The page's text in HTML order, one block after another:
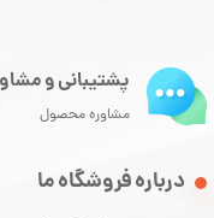
درباره فروشگاه ما
پشتیبانی و
مشاوره محصول